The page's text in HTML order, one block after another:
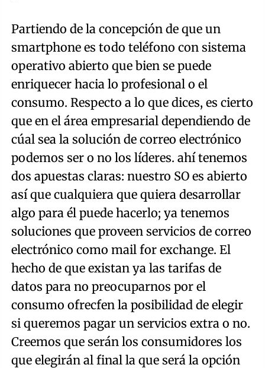
Partiendo de la concepción de que un
smartphone es todo teléfono con sistema
operativo abierto que bien se puede
enriquecer hacia lo profesional o el
consumo. Respecto a lo que dices, es cierto
que en el área empresarial dependiendo de
cúal sea la solución de correo electrónico
podemos ser o no los líderes. ahí tenemos
dos apuestas claras: nuestro SO es abierto
así que cualquiera que quiera desarrollar
algo para él puede hacerlo; ya tenemos
soluciones que proveen servicios de correo
electrónico como mail for exchange. El
hecho de que existan ya las tarifas de
datos para no preocuparnos por el
consumo ofrecfen la posibilidad de elegir
si queremos pagar un servicios extra o no.
Creemos que serán los consumidores los
que elegirán al final la que será la opción